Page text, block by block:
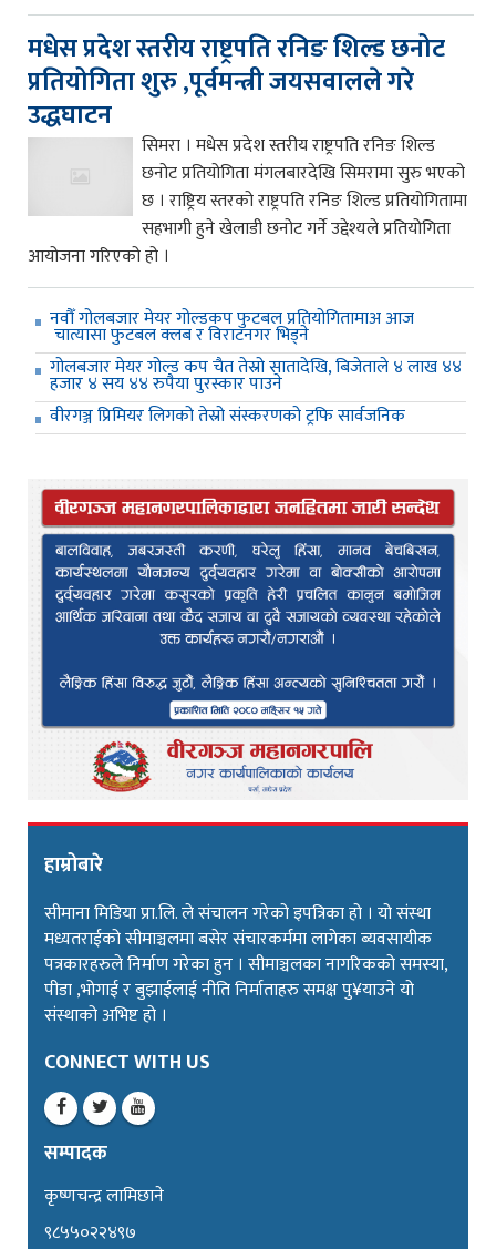
मधेस प्रदेश स्तरीय राष्ट्रपति रनिङ शिल्ड छनोट
प्रतियोगिता शुरु ,पूर्वमन्त्री जयसवालले गरे
उद्धघाटन
सिमरा । मधेस प्रदेश स्तरीय राष्ट्रपति रनिङ शिल्ड
छनोट प्रतियोगिता मंगलबारदेखि सिमरामा सुरु भएको
छ । राष्ट्रिय स्तरको राष्ट्रपति रनिङ शिल्ड प्रतियोगितामा
सहभागी हुने खेलाडी छनोट गर्ने उद्देश्यले प्रतियोगिता
आयोजना गरिएको हो ।
नवौँ गोलबजार मेयर गोल्डकप फुटबल प्रतियोगितामाअ आज
चात्यासा फुटबल क्लब र विराटनगर भिड्ने
गोलबजार मेयर गोल्ड कप चैत तेस्रो सातादेखि, बिजेताले ४ लाख ४४
हजार ४ सय ४४ रुपैया पुरस्कार पाउने
वीरगञ्ज प्रिमियर लिगको तेस्रो संस्करणको ट्रफि सार्वजनिक
हाम्रोबारे
सीमाना मिडिया प्रा.लि. ले संचालन गरेको इपत्रिका हो । यो संस्था
मध्यतराईको सीमाञ्चलमा बसेर संचारकर्ममा लागेका ब्यवसायीक
पत्रकारहरुले निर्माण गरेका हुन । सीमाञ्चलका नागरिकको समस्या,
पीडा ,भोगाई र बुझाईलाई नीति निर्माताहरु समक्ष पु¥याउने यो
संस्थाको अभिष्ट हो ।
CONNECT WITH US
सम्पादक
कृष्णचन्द्र लामिछाने
९८५५०२२४९७